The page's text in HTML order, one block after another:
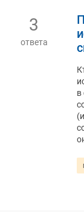
3
ответа
в